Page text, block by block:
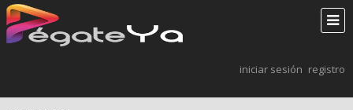
iniciar sesión registro